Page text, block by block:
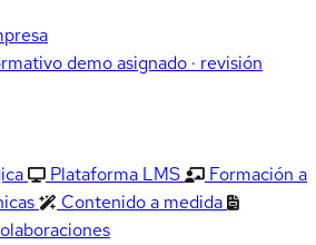
demo asignado · revisión
Plataforma LMS
Formación a
Contenido a medida